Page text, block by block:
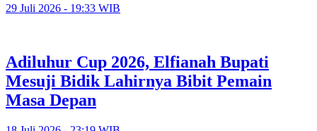
29 Juli 2026 - 19:33 WIB
Adiluhur Cup 2026, Elfianah Bupati
Mesuji Bidik Lahirnya Bibit Pemain
Masa Depan